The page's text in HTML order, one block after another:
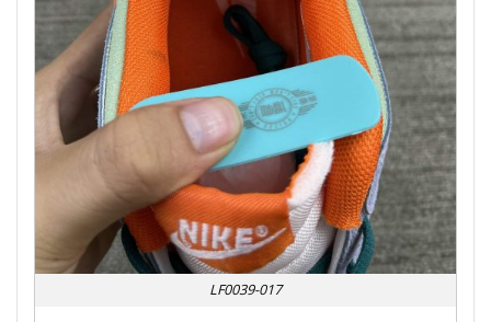
LF0039-017